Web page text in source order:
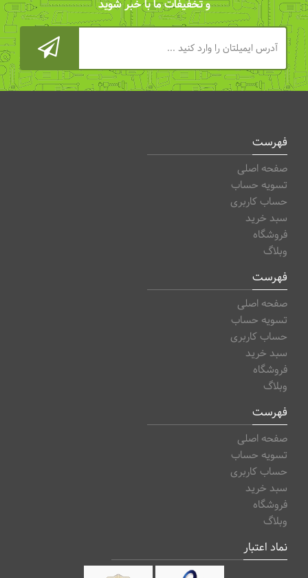
و تخفیفات ما با خبر شوید
فهرست
صفحه اصلی
تسویه حساب
حساب کاربری
سبد خرید
فروشگاه
وبلاگ
فهرست
صفحه اصلی
تسویه حساب
حساب کاربری
سبد خرید
فروشگاه
وبلاگ
فهرست
صفحه اصلی
تسویه حساب
حساب کاربری
سبد خرید
فروشگاه
وبلاگ
نماد اعتبار